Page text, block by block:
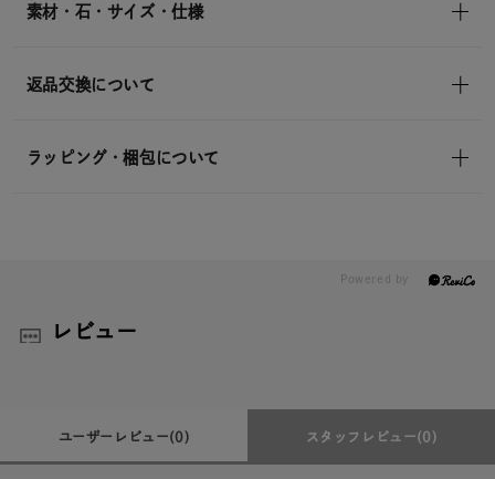
素材・石・サイズ・仕様
返品交換について
ラッピング・梱包について
レビュー
ユーザーレビュー(0) スタッフレビュー(0)